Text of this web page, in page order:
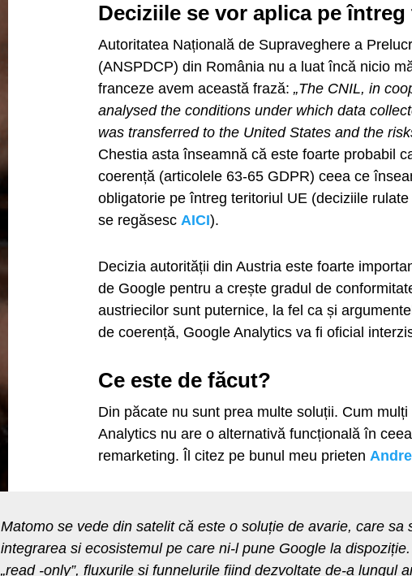
Deciziile se vor aplica pe
Autoritatea Națională de Supraveghere a
(ANSPDCP) din România nu a luat încă nicio
franceze avem această frază: „The CNIL, in
analysed the conditions under which data
was transferred to the United States and the
Chestia asta înseamnă că este foarte probabil
coerență (articolele 63-65 GDPR) ceea ce
obligatorie pe întreg teritoriul UE (deciziile
se regăsesc AICI).
Decizia autorității din Austria este foarte
de Google pentru a crește gradul de
austriecilor sunt puternice, la fel ca și
de coerență, Google Analytics va fi oficial
Ce este de făcut?
Din păcate nu sunt prea multe soluții. Cum
Analytics nu are o alternativă funcțională în
remarketing. Îl citez pe bunul meu prieten
Matomo se vede din satelit că este o soluție de avarie, care
integrarea si ecosistemul pe care ni-l pune Google la
„read -only”, fluxurile și funnelurile fiind dezvoltate de-a lungul